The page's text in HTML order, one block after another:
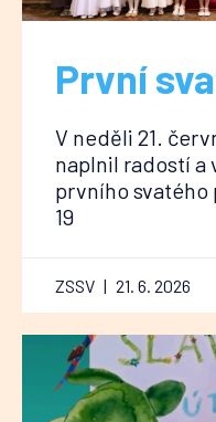
První
V neděli 21.
naplnil radostí a
prvního
19
ZSSV 21. 6. 2026